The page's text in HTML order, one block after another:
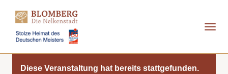
Inhalt
Diese Veranstaltung hat bereits stattgefunden.